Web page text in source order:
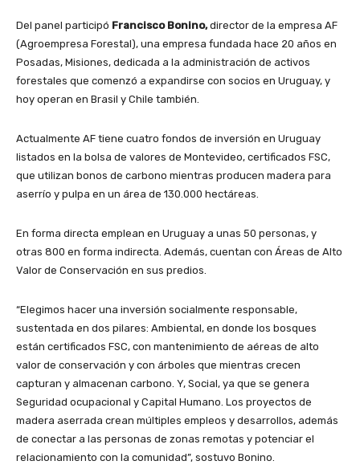
Del panel participó Francisco Bonino,director de la empresa AF
(Agroempresa Forestal), una empresa fundada hace 20 años en
Posadas, Misiones, dedicada a la administración de activos
forestales que comenzó a expandirse con socios en Uruguay, y
hoy operan en Brasil y Chile también.
Actualmente AF tiene cuatro fondos de inversión en Uruguay
listados en la bolsa de valores de Montevideo, certificados FSC,
que utilizan bonos de carbono mientras producen madera para
aserrío y pulpa en un área de 130.000 hectáreas.
En forma directa emplean en Uruguay a unas 50 personas, y
otras 800 en forma indirecta. Además, cuentan con Áreas de Alto
Valor de Conservación en sus predios.
“Elegimos hacer una inversión socialmente responsable,
sustentada en dos pilares: Ambiental, en donde los bosques
están certificados FSC, con mantenimiento de aéreas de alto
valor de conservación y con árboles que mientras crecen
capturan y almacenan carbono. Y, Social, ya que se genera
Seguridad ocupacional y Capital Humano. Los proyectos de
madera aserrada crean múltiples empleos y desarrollos, además
de conectar a las personas de zonas remotas y potenciar el
relacionamiento con la comunidad”, sostuvo Bonino.